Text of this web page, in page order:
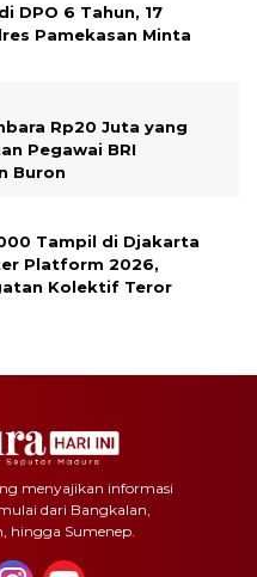
DPO 6 Tahun, 17
Pamekasan Minta
Rp20 Juta yang
Pegawai BRI
Buron
Tampil di Djakarta
Platform 2026,
Kolektif Teror
menyajikan informasi
dari Bangkalan,
hingga Sumenep.